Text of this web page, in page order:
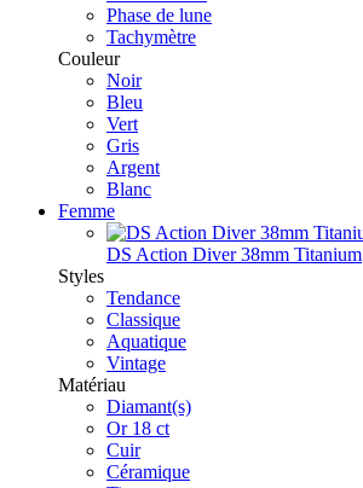
Phase de lune
Tachymètre
Couleur
Noir
Bleu
Vert
Gris
Argent
Blanc
Femme
DS Action Diver 38mm Titanium
Styles
Tendance
Classique
Aquatique
Vintage
Matériau
Diamant(s)
Or 18 ct
Cuir
Céramique